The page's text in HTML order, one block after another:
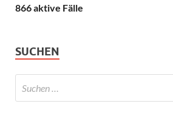
866 aktive Fälle
SUCHEN